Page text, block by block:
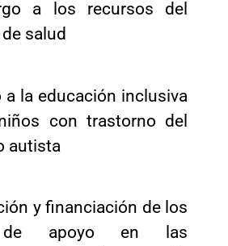
a los recursos del
salud
a la educación inclusiva
con trastorno del
autista
y financiación de los
de apoyo en las